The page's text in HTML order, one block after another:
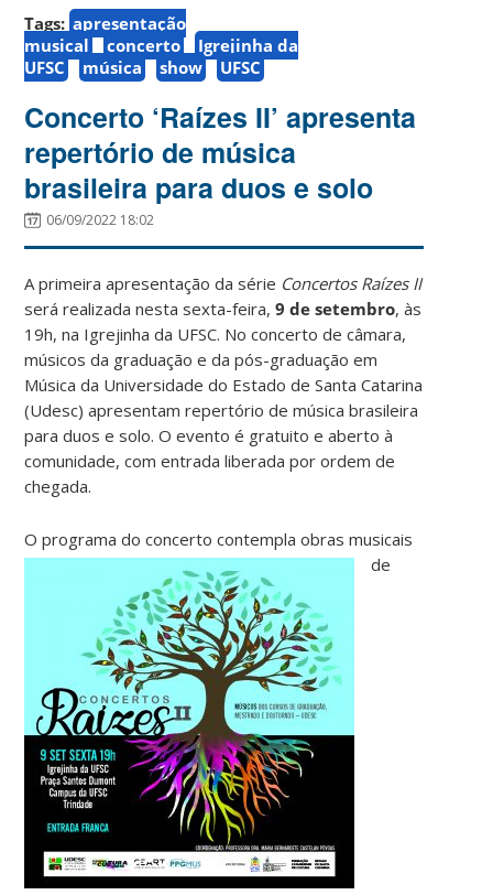
Tags: apresentação
musical
concerto
Igrejinha da
UFSC
música show UFSC
Concerto ‘Raízes II’ apresenta
repertório de música
brasileira para duos e solo
06/09/2022 18:02
A primeira apresentação da série Concertos Raízes II
será realizada nesta sexta-feira,9 de setembro, às
19h, na Igrejinha da UFSC. No concerto de câmara,
músicos da graduação e da pós-graduação em
Música da Universidade do Estado de Santa Catarina
(Udesc) apresentam repertório de música brasileira
para duos e solo. O evento é gratuito e aberto à
comunidade, com entrada liberada por ordem de
chegada.
O programa do concerto contempla obras musicais
de